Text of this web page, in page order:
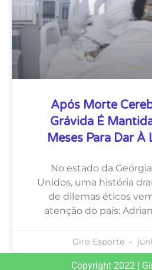
Após Morte
Grávida É
Meses Para Dar À
No estado da
Unidos, uma história
de dilemas éticos
atenção do país:
Giro Esporte
Copyright 2022 |